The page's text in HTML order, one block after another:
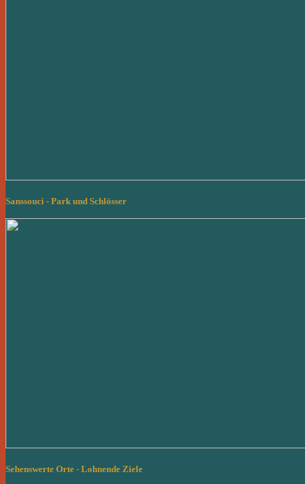
Sanssouci - Park und Schlösser
Sehenswerte Orte - Lohnende Ziele